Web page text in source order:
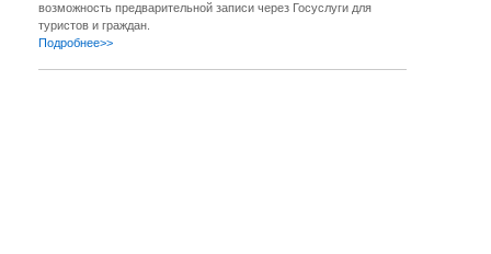
возможность предварительной записи через Госуслуги для
туристов и граждан.
Подробнее>>